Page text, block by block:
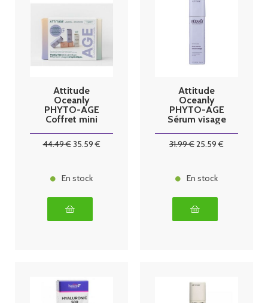
Attitude
Oceanly
PHYTO-AGE
Coffret mini
44.49€35.59€
En stock
Attitude
Oceanly
PHYTO-AGE
Sérum visage
31.99€25.59 €
En stock